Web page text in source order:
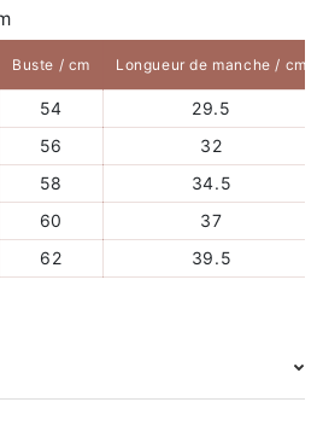
Buste / cm Longueur de manche / cm
54
29.5
56
32
58
34.5
60
37
62 39.5